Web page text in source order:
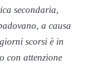
secondaria,
a causa
scorsi è in
con attenzione